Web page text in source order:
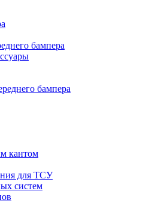
бампера
бампера
кантом
для ТСУ
систем